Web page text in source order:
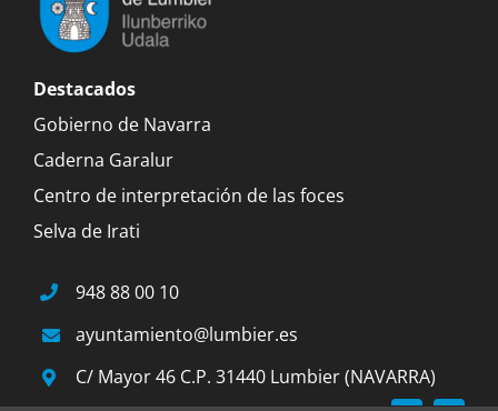
Destacados
Gobierno de Navarra
Caderna Garalur
Centro de interpretación de las foces
Selva de Irati
948 88 00 10
ayuntamiento@lumbier.es
C/ Mayor 46 C.P. 31440 Lumbier (NAVARRA)